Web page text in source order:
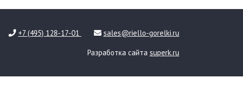
+7 (495) 128-17-01 sales@riello-gorelki.ru
Разработка сайта superk.ru